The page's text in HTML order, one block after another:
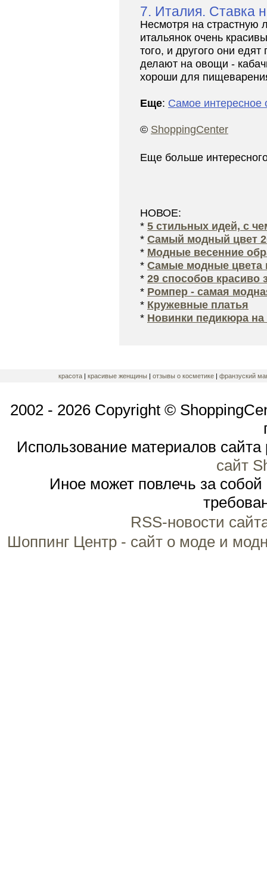
7. Италия. Ставка
Несмотря на страстную
итальянок очень
того, и другого они едят
делают на овощи -
хороши для
Еще: Самое интересное
© ShoppingCenter
Еще больше
НОВОЕ:
* 5 стильных идей, с
* Самый модный цвет
* Модные весенние
* Самые модные цвета
* 29 способов красиво
* Ромпер - самая
* Кружевные платья
* Новинки педикюра
красота | красивые женщины | отзывы о косметике | франзуский
2002 - 2026 Copyright ©
Использование материалов
сайт
Иное может повлечь за
RSS-новости
Шоппинг Центр - сайт о моде и